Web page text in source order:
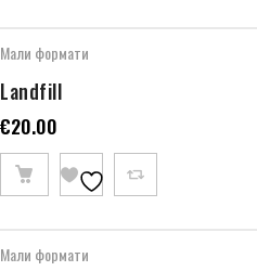
Мали формати
Landfill
€20.00
Мали формати